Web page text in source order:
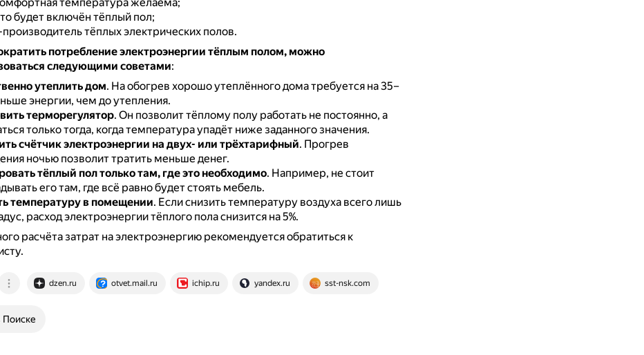
будет включён тёплый пол;
тёплых электрических полов.
потребление электроэнергии тёплым полом, можно
следующими советами:
утеплить дом. На обогрев хорошо утеплённого дома требуется на 35–
энергии, чем до утепления.
терморегулятор. Он позволит тёплому полу работать не постоянно, а
только тогда, когда температура упадёт ниже заданного значения.
счётчик электроэнергии на двух- или трёхтарифный. Прогрев
ночью позволит тратить меньше денег.
тёплый пол только там, где это необходимо. Например, не стоит
его там, где всё равно будет стоять мебель.
температуру в помещении. Если снизить температуру воздуха всего лишь
расход электроэнергии тёплого пола снизится на 5%.
расчёта затрат на электроэнергию рекомендуется обратиться к
dzen.ru otvet.mail.ru ichip.ru yandex.ru sst-nsk.com
Поиске